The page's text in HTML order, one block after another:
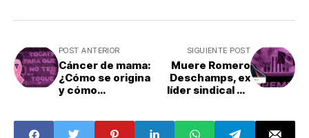
POST ANTERIOR
Cáncer de mama:
¿Cómo se origina
y cómo
SIGUIENTE POST
Muere Romero
Deschamps, ex
líder sindical de